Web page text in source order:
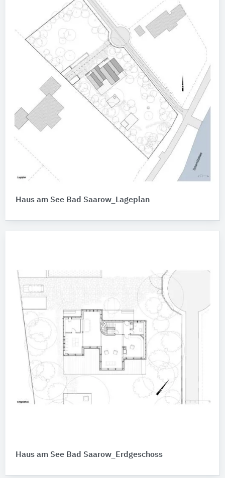
Haus am See Bad Saarow_Lageplan
Haus am See Bad Saarow_Erdgeschoss